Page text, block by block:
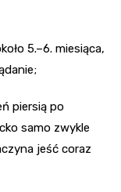
5.–6. miesiąca,
piersią po
samo zwykle
jeść coraz